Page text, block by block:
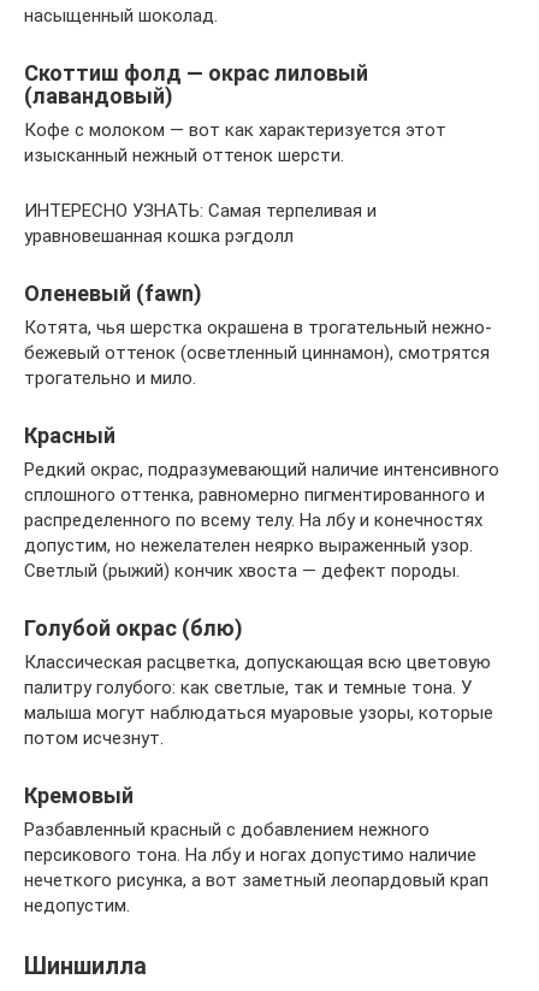
насыщенный шоколад.
Скоттиш фолд — окрас лиловый
(лавандовый)
Кофе с молоком — вот как характеризуется этот
изысканный нежный оттенок шерсти.
ИНТЕРЕСНО УЗНАТЬ: Самая терпеливая и
уравновешанная кошка рэгдолл
Оленевый (fawn)
Котята, чья шерстка окрашена в трогательный нежно-
бежевый оттенок (осветленный циннамон), смотрятся
трогательно и мило.
Красный
Редкий окрас, подразумевающий наличие интенсивного
сплошного оттенка, равномерно пигментированного и
распределенного по всему телу. На лбу и конечностях
допустим, но нежелателен неярко выраженный узор.
Светлый (рыжий) кончик хвоста — дефект породы.
Голубой окрас (блю)
Классическая расцветка, допускающая всю цветовую
палитру голубого: как светлые, так и темные тона. У
малыша могут наблюдаться муаровые узоры, которые
потом исчезнут.
Кремовый
Разбавленный красный с добавлением нежного
персикового тона. На лбу и ногах допустимо наличие
нечеткого рисунка, а вот заметный леопардовый крап
недопустим.
Шиншилла